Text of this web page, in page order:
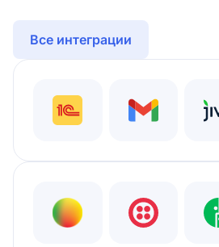
Все интеграции